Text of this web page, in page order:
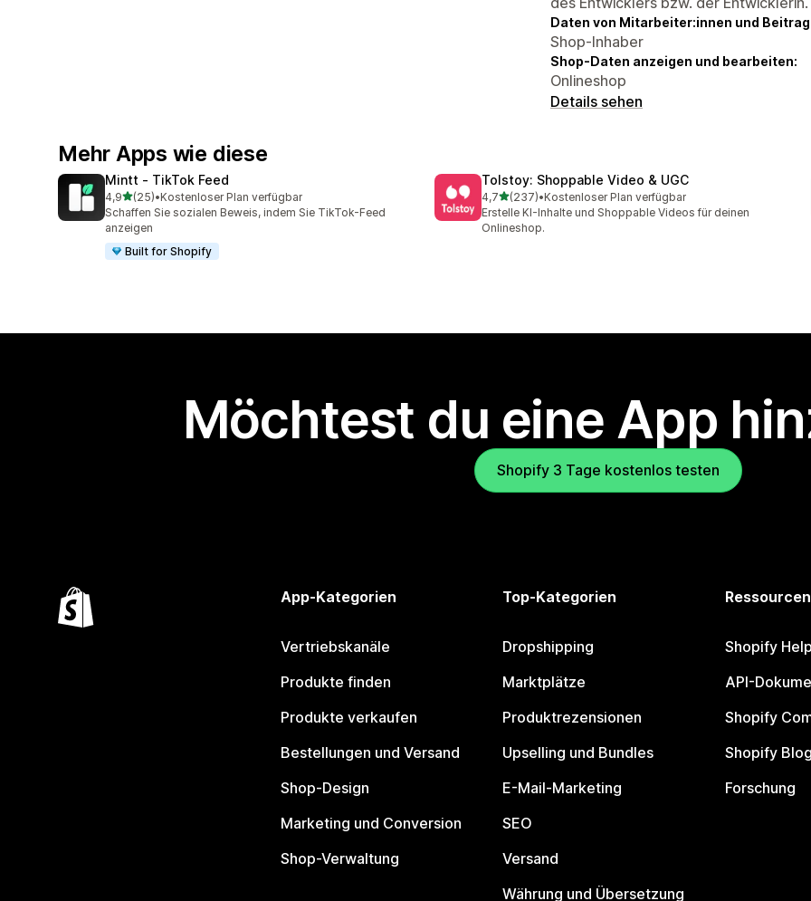
Daten von Mitarbeiter:innen und
Shop-Inhaber
Shop-Daten anzeigen und bearbeiten:
Onlineshop
Details sehen
Mehr Apps wie diese
Mintt ‑ TikTok Feed
4,9von 5 Sternen
(25)
25 Rezensionen insgesamt
•Kostenloser Plan verfügbar
Schaffen Sie sozialen Beweis, indem Sie TikTok-Feed
anzeigen
Built for Shopify
Tolstoy: Shoppable Video & UGC
4,7von 5 Sternen
(237)
237 Rezensionen insgesamt
•Kostenloser Plan verfügbar
Erstelle KI-Inhalte und Shoppable Videos für deinen
Onlineshop.
Möchtest du eine App
Shopify 3 Tage kostenlos testen
App-Kategorien
Vertriebskanäle
Produkte finden
Produkte verkaufen
Bestellungen und Versand
Shop-Design
Marketing und Conversion
Shop-Verwaltung
Top-Kategorien
Dropshipping
Marktplätze
Produktrezensionen
Upselling und Bundles
E-Mail-Marketing
SEO
Versand
Währung und Übersetzung
Ressourcen
Shopify
API-
Shopify
Shopify Blog
Forschung